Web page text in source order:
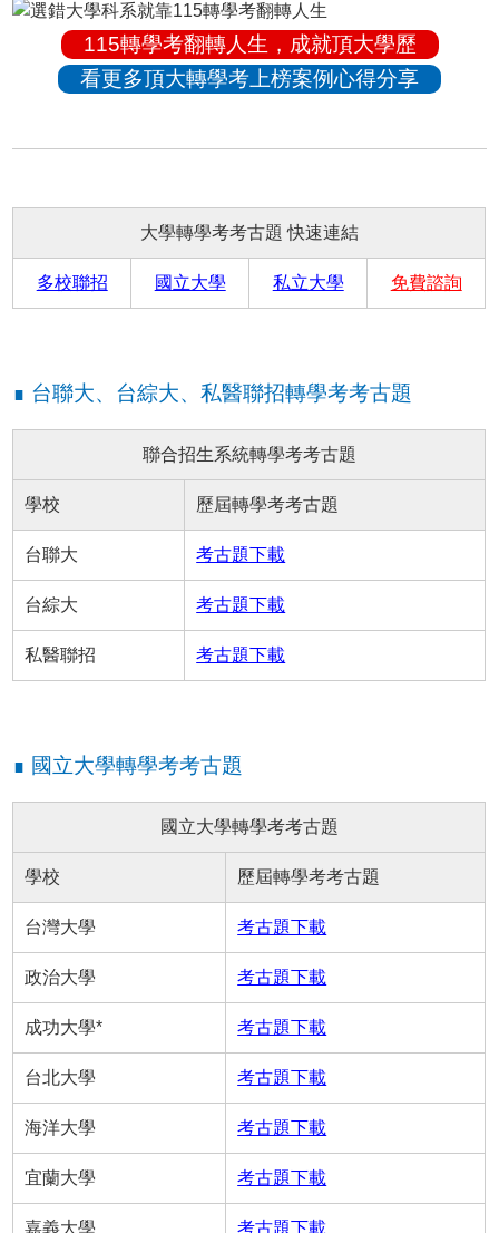
115轉學考翻轉人生，成就頂大學歷
看更多頂大轉學考上榜案例心得分享
大學轉學考考古題 快速連結
多校聯招 國立大學 私立大學 免費諮詢
∎ 台聯大、台綜大、私醫聯招轉學考考古題
聯合招生系統轉學考考古題
學校 歷屆轉學考考古題
台聯大 考古題下載
台綜大 考古題下載
私醫聯招 考古題下載
∎ 國立大學轉學考考古題
國立大學轉學考考古題
學校 歷屆轉學考考古題
台灣大學 考古題下載
政治大學 考古題下載
成功大學* 考古題下載
台北大學 考古題下載
海洋大學 考古題下載
宜蘭大學 考古題下載
嘉義大學 考古題下載